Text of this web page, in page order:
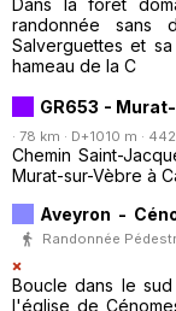
Dans la forêt
randonnée sans
Salverguettes et
hameau de la C
GR653 -
· 78 km · D+1010 m ·
Chemin Saint-
Murat-sur-Vèbre à
Aveyron -
Randonnée
Boucle dans le
l'église de